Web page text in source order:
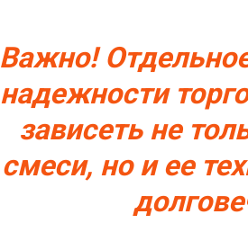
Важно!
надежности
зависеть не
смеси, но и ее